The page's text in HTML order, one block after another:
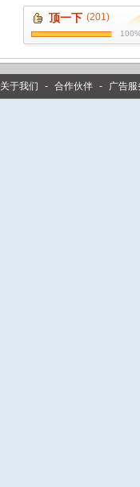
顶一下 (201)
关于我们 - 合作伙伴 - 广告服